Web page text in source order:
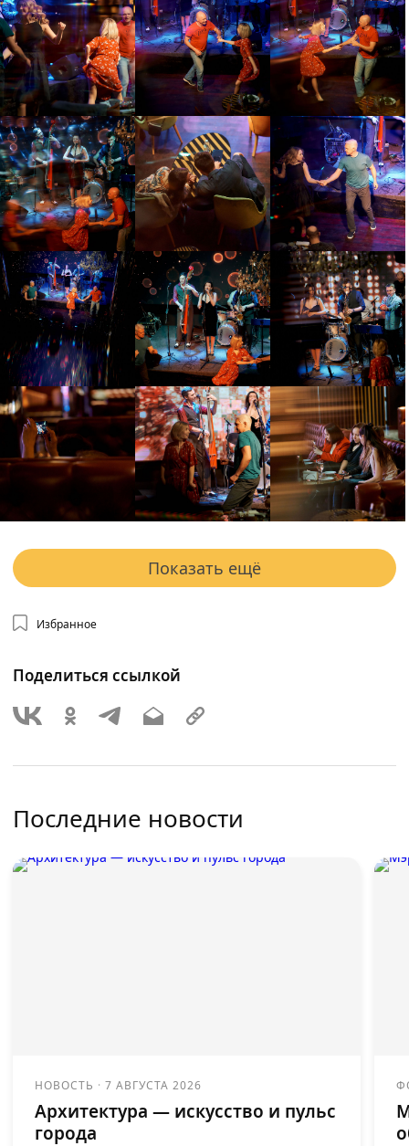
Показать ещё
Избранное
Поделиться ссылкой
Последние новости
НОВОСТЬ ·7 АВГУСТА 2026
Архитектура — искусство и пульс
города